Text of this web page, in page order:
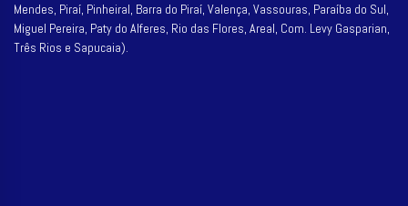
Mendes, Piraí, Pinheiral, Barra do Piraí, Valença, Vassouras, Paraíba do Sul,
Miguel Pereira, Paty do Alferes, Rio das Flores, Areal, Com. Levy Gasparian,
Três Rios e Sapucaia).